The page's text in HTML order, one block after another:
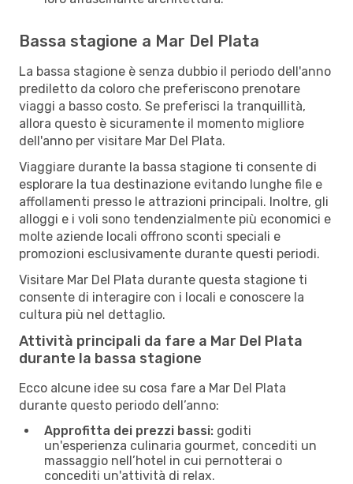
Bassa stagione a Mar Del Plata
La bassa stagione è senza dubbio il periodo dell'anno
prediletto da coloro che preferiscono prenotare
viaggi a basso costo. Se preferisci la tranquillità,
allora questo è sicuramente il momento migliore
dell'anno per visitare Mar Del Plata.
Viaggiare durante la bassa stagione ti consente di
esplorare la tua destinazione evitando lunghe file e
affollamenti presso le attrazioni principali. Inoltre, gli
alloggi e i voli sono tendenzialmente più economici e
molte aziende locali offrono sconti speciali e
promozioni esclusivamente durante questi periodi.
Visitare Mar Del Plata durante questa stagione ti
consente di interagire con i locali e conoscere la
cultura più nel dettaglio.
Attività principali da fare a Mar Del Plata
durante la bassa stagione
Ecco alcune idee su cosa fare a Mar Del Plata
durante questo periodo dell’anno:
Approfitta dei prezzi bassi: goditi
un'esperienza culinaria gourmet, concediti un
massaggio nell’hotel in cui pernotterai o
concediti un'attività di relax.